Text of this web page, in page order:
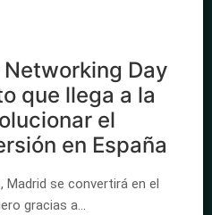
Day
que llega a la
el
en España
Madrid se convertirá en el
gracias a…